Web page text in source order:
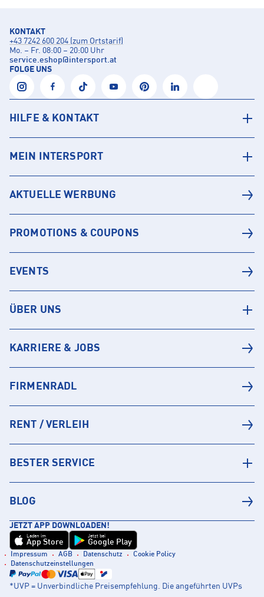
KONTAKT
+43 7242 600 204 (zum Ortstarif)
Mo. – Fr. 08:00 – 20:00 Uhr
service.eshop@intersport.at
FOLGE UNS
HILFE & KONTAKT
MEIN INTERSPORT
AKTUELLE WERBUNG
PROMOTIONS & COUPONS
EVENTS
ÜBER UNS
KARRIERE & JOBS
FIRMENRADL
RENT / VERLEIH
BESTER SERVICE
BLOG
JETZT APP DOWNLOADEN!
Laden im
App Store
Jetzt bei
Google Play
Impressum AGB Datenschutz
Cookie Policy
Datenschutzeinstellungen
*UVP = Unverbindliche Preisempfehlung. Die angeführten UVPs